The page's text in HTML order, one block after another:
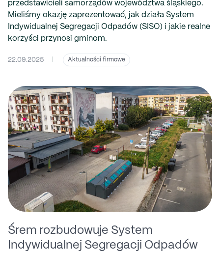
przedstawicieli samorządów województwa śląskiego.
Mieliśmy okazję zaprezentować, jak działa System
Indywidualnej Segregacji Odpadów (SISO) i jakie realne
korzyści przynosi gminom.
22.09.2025 Aktualności firmowe
Śrem rozbudowuje System
Indywidualnej Segregacji Odpadów